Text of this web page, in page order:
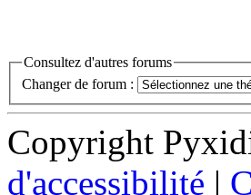
Consultez d'autres forums
Changer de forum :
Copyright
d'accessibilité |